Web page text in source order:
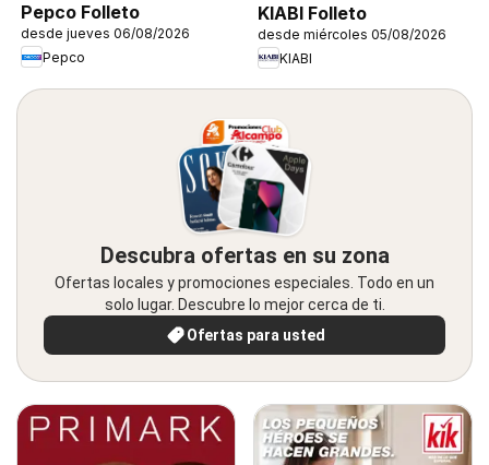
Pepco Folleto
desde jueves 06/08/2026
Pepco
KIABI Folleto
desde miércoles 05/08/2026
KIABI
Descubra ofertas en su zona
Ofertas locales y promociones especiales. Todo en un
solo lugar. Descubre lo mejor cerca de ti.
Ofertas para usted